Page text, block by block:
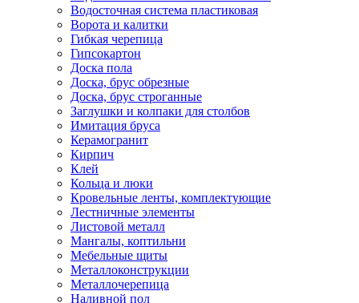
Водосточная система пластиковая
Ворота и калитки
Гибкая черепица
Гипсокартон
Доска пола
Доска, брус обрезные
Доска, брус строганные
Заглушки и колпаки для столбов
Имитация бруса
Керамогранит
Кирпич
Клей
Кольца и люки
Кровельные ленты, комплектующие
Лестничные элементы
Листовой металл
Мангалы, коптильни
Мебельные щиты
Металлоконструкции
Металлочерепица
Наливной пол